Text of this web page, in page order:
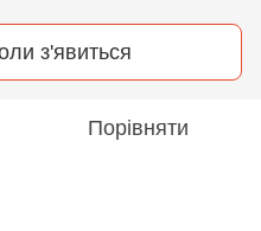
з'явиться
Порівняти